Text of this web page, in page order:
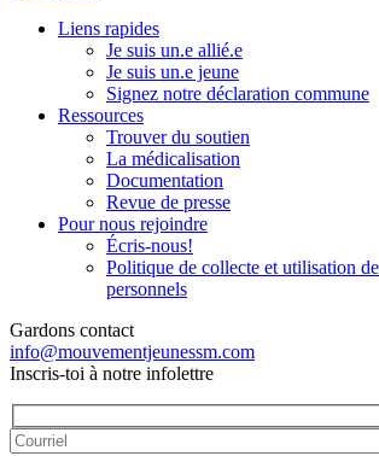
Liens rapides
Je suis un.e allié.e
Je suis un.e jeune
Signez notre déclaration commune
Ressources
Trouver du soutien
La médicalisation
Documentation
Revue de presse
Pour nous rejoindre
Écris-nous!
Politique de collecte et utilisation
personnels
Gardons contact
info@mouvementjeunessm.com
Inscris-toi à notre infolettre